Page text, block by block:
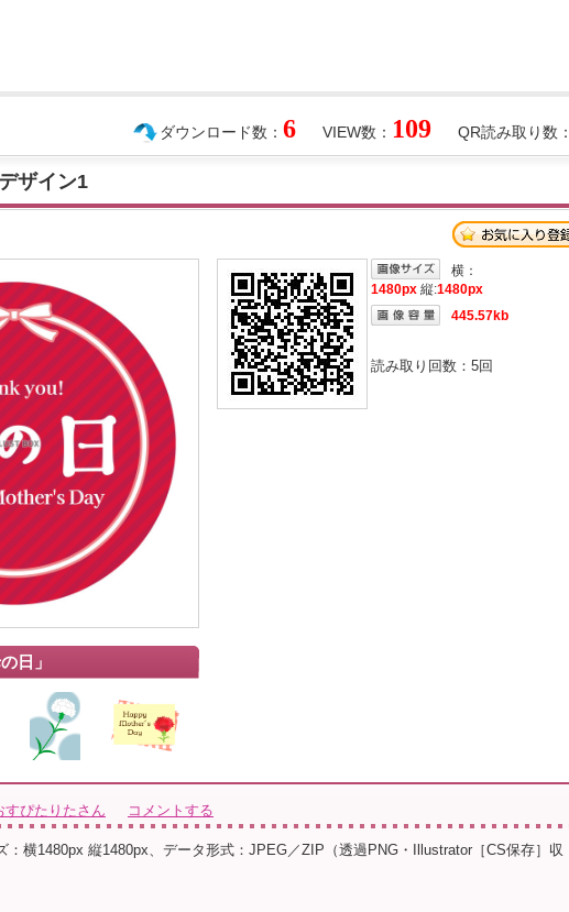
QR読み取り数：
VIEW数： 109
ダウンロード数： 6
ザイン1
日」
横：
1480px 縦:1480px
445.57kb
読み取り回数： 5回
すぴたりたさん コメントする
：横1480px 縦1480px、データ形式：JPEG／ZIP（透過PNG・Illustrator［CS保存］収